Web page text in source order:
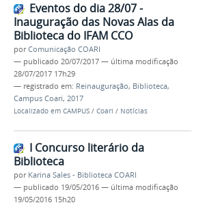
Eventos do dia 28/07 -
Inauguração das Novas Alas da
Biblioteca do IFAM CCO
porComunicação COARI
— publicado 20/07/2017 — última modificação
28/07/2017 17h29
— registrado em: Reinauguração, Biblioteca,
Campus Coari, 2017
Localizado em CAMPUS / Coari / Notícias
I Concurso literário da
Biblioteca
por Karina Sales - Biblioteca COARI
— publicado 19/05/2016 — última modificação
19/05/2016 15h20